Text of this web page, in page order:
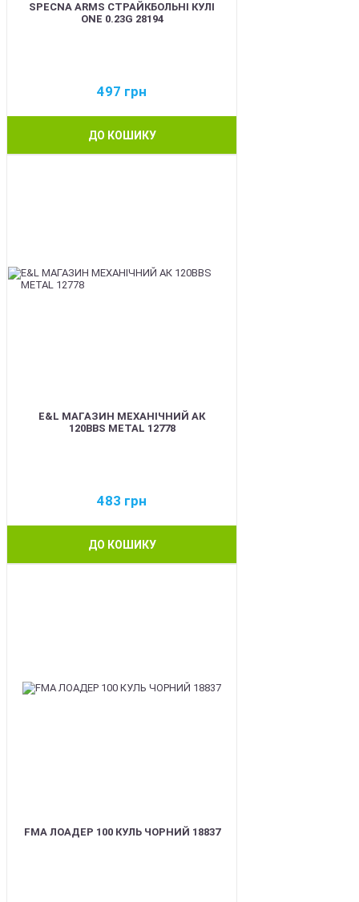
SPECNA ARMS СТРАЙКБОЛЬНІ КУЛІ
ONE 0.23G 28194
497 грн
ДО КОШИКУ
E&L МАГАЗИН МЕХАНІЧНИЙ АК
120BBS METAL 12778
483 грн
ДО КОШИКУ
FMA ЛОАДЕР 100 КУЛЬ ЧОРНИЙ 18837